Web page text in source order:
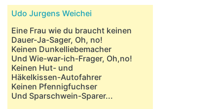
Udo Jurgens Weichei
Eine Frau wie du braucht keinen
Dauer-Ja-Sager, Oh, no!
Keinen Dunkelliebemacher
Und Wie-war-ich-Frager, Oh,no!
Keinen Hut- und
Häkelkissen-Autofahrer
Keinen Pfennigfuchser
Und Sparschwein-Sparer...